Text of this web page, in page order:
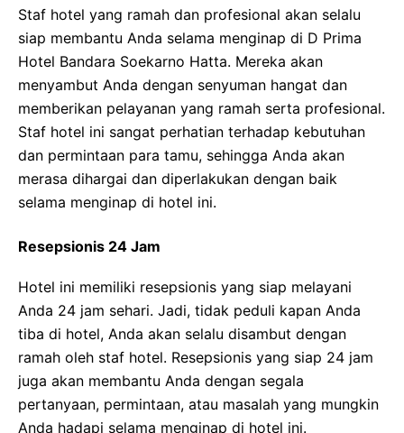
Staf hotel yang ramah dan profesional akan selalu
siap membantu Anda selama menginap di D Prima
Hotel Bandara Soekarno Hatta. Mereka akan
menyambut Anda dengan senyuman hangat dan
memberikan pelayanan yang ramah serta profesional.
Staf hotel ini sangat perhatian terhadap kebutuhan
dan permintaan para tamu, sehingga Anda akan
merasa dihargai dan diperlakukan dengan baik
selama menginap di hotel ini.
Resepsionis 24 Jam
Hotel ini memiliki resepsionis yang siap melayani
Anda 24 jam sehari. Jadi, tidak peduli kapan Anda
tiba di hotel, Anda akan selalu disambut dengan
ramah oleh staf hotel. Resepsionis yang siap 24 jam
juga akan membantu Anda dengan segala
pertanyaan, permintaan, atau masalah yang mungkin
Anda hadapi selama menginap di hotel ini.